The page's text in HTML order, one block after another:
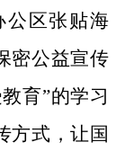
公区张贴海
密公益宣传
育”的学习
方式，让国